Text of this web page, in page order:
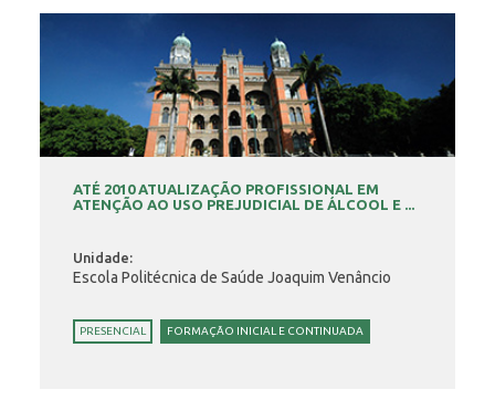
ATÉ 2010 ATUALIZAÇÃO PROFISSIONAL EM
ATENÇÃO AO USO PREJUDICIAL DE ÁLCOOL E ...
Unidade:
Escola Politécnica de Saúde Joaquim Venâncio
PRESENCIAL FORMAÇÃO INICIAL E CONTINUADA